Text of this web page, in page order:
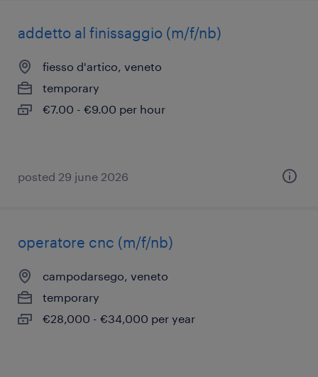
addetto al finissaggio (m/f/nb)
fiesso d'artico, veneto
temporary
€7.00 - €9.00 per hour
posted 29 june 2026
operatore cnc (m/f/nb)
campodarsego, veneto
temporary
€28,000 - €34,000 per year